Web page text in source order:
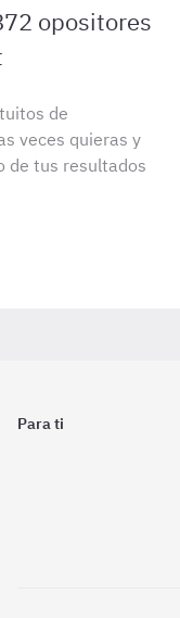
opositores
de
veces quieras y
de tus resultados
Para ti